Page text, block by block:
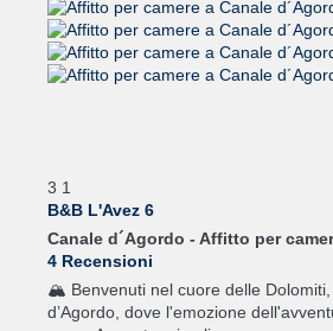
3 1
B&B L'Avez 6
Canale d´Agordo - Affitto per
4 Recensioni
🏔️ Benvenuti nel cuore delle
d’Agordo, dove l'emozione